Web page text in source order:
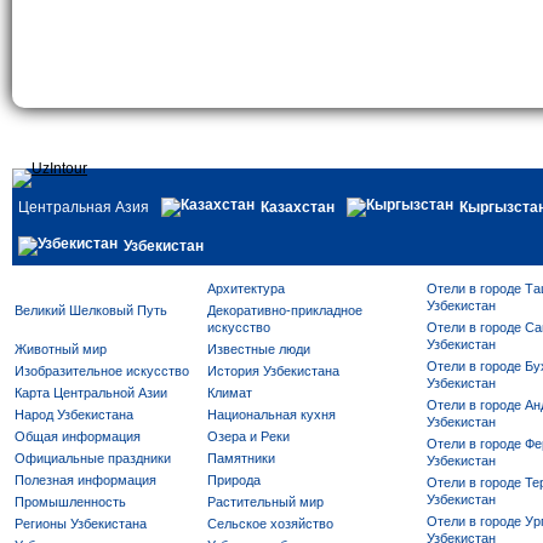
Центральная Азия Казахстан
Узбекистан
Архитектура
Великий Шелковый Путь
Декоративно-прикладное
искусство
Животный мир
Известные люди
Изобразительное искусство
История Узбекистана
Карта Центральной Азии
Климат
Народ Узбекистана
Национальная кухня
Общая информация
Озера и Реки
Официальные праздники
Памятники
Полезная информация
Природа
Промышленность
Растительный мир
Регионы Узбекистана
Сельское хозяйство
Отели в городе
Узбекистан
Отели в городе
Узбекистан
Отели в городе
Узбекистан
Отели в городе
Узбекистан
Отели в городе
Узбекистан
Отели в городе
Узбекистан
Отели в городе
Узбекистан